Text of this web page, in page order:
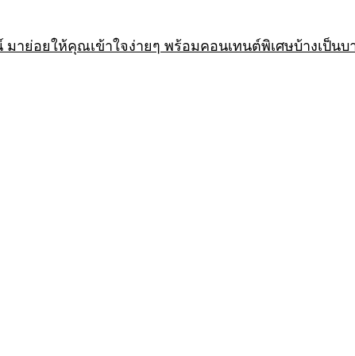
าย่อยให้คุณเข้าใจง่ายๆ พร้อมคอนเทนต์พิเศษบ้างเป็นบา